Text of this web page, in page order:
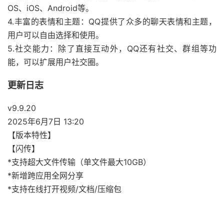
OS、iOS、Android等。
4.丰富的表情和主题：QQ提供了众多的聊天表情和主题，
用户可以自由选择和使用。
5.社交能力：除了直接互动外，QQ还有社交、群组等功
能，可以扩展用户社交圈。
更新日志
v9.9.20
2025年6月7日 13:20
【版本特性】
【闪传】
*支持超大文件传输（单文件最大10GB）
*新增跨应用全网分享
*支持在线打开视频/文档/压缩包